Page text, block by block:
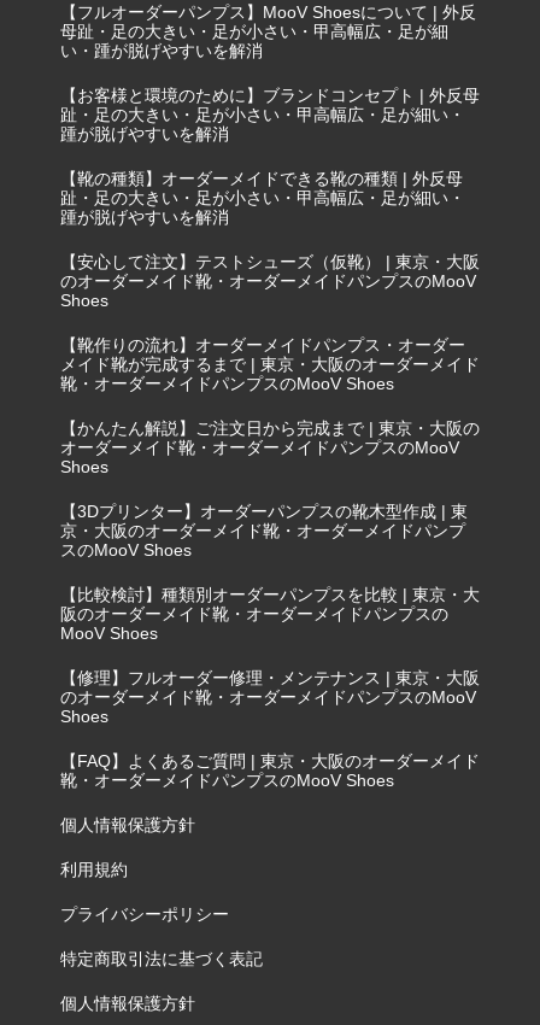
【フルオーダーパンプス】MooV Shoesについて | 外反
母趾・足の大きい・足が小さい・甲高幅広・足が細
い・踵が脱げやすいを解消
【お客様と環境のために】ブランドコンセプト | 外反母
趾・足の大きい・足が小さい・甲高幅広・足が細い・
踵が脱げやすいを解消
【靴の種類】オーダーメイドできる靴の種類 | 外反母
趾・足の大きい・足が小さい・甲高幅広・足が細い・
踵が脱げやすいを解消
【安心して注文】テストシューズ（仮靴） | 東京・大阪
のオーダーメイド靴・オーダーメイドパンプスのMooV
Shoes
【靴作りの流れ】オーダーメイドパンプス・オーダー
メイド靴が完成するまで | 東京・大阪のオーダーメイド
靴・オーダーメイドパンプスのMooV Shoes
【かんたん解説】ご注文日から完成まで | 東京・大阪の
オーダーメイド靴・オーダーメイドパンプスのMooV
Shoes
【3Dプリンター】オーダーパンプスの靴木型作成 | 東
京・大阪のオーダーメイド靴・オーダーメイドパンプ
スのMooV Shoes
【比較検討】種類別オーダーパンプスを比較 | 東京・大
阪のオーダーメイド靴・オーダーメイドパンプスの
MooV Shoes
【修理】フルオーダー修理・メンテナンス | 東京・大阪
のオーダーメイド靴・オーダーメイドパンプスのMooV
Shoes
【FAQ】よくあるご質問 | 東京・大阪のオーダーメイド
靴・オーダーメイドパンプスのMooV Shoes
個人情報保護方針
利用規約
プライバシーポリシー
特定商取引法に基づく表記
個人情報保護方針